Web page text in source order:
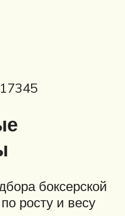
боксерской
росту и весу